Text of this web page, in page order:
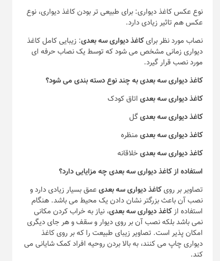
نوع عکس کاغذ دیواری: برای طبیعی تر بودن کاغذ دیواری، نوع
عکس هم تاثیر زیادی دارد.
نصاب مورد نظر برایکاغذ دیواری سه بعدی: زیبایی کامل کاغذ
دیواری زمانی مشخص می شود که توسط یک نصاب حرفه ای
مورد نصب قرار گیرد.
کاغذ دیواری سه بعدیبه چند نوع دسته بندی می شود؟
کاغذ دیواری سه بعدی اتاق کودک
کاغذ دیواری سه بعدیگل
کاغذ دیواری سه بعدی منظره
کاغذ دیواری سه بعدیخلاقانه
استفاده از کاغذ دیواری سه بعدی چه مزایایی دارد؟
تصاویر بر رویکاغذ دیواری سه بعدی عمق بسیار زیادی دارد و
نصب آن باعث بزرگتر نشان دادن یک محیط می باشد. هنگام
استفاده ازکاغذ دیواری سه بعدی، نیاز به خراب کردن مکانی
نمی باشد بلکه نصب آن بر روی دیوار و سقف و هر جای دیگری
امکان پذیر است. تصاویر زیبای طبیعت را که بر روی کاغذ
دیواری چاپ می کنند، به بالا بردن روحیه افراد کمک شایانی می
کند.